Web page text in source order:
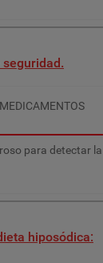
para detectar la
hiposódica: